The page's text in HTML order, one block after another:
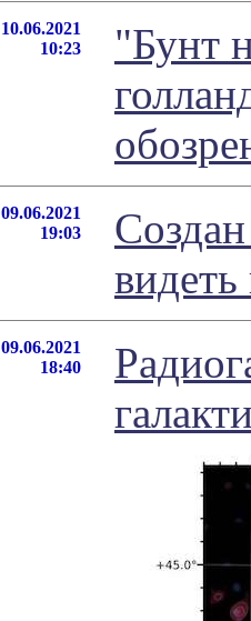
10.06.2021
10:23
"Бунт
09.06.2021
19:03
09.06.2021
18:40